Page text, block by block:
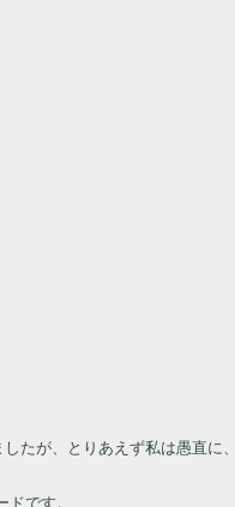
たが、とりあえず私は愚直
です。